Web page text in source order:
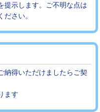
す。
提示します。ご不明な点は
ださい。
納得いただけましたらご契
ます